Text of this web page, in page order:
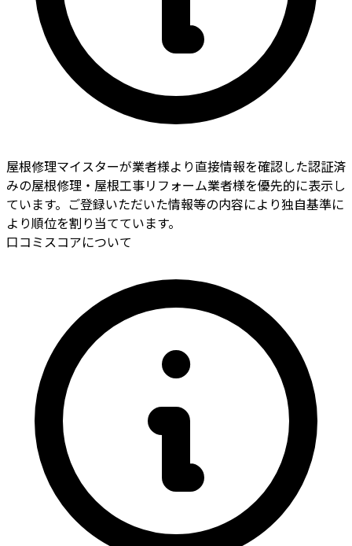
屋根修理マイスターが業者様より直接情報を確認した認証済
みの屋根修理・屋根工事リフォーム業者様を優先的に表示し
ています。ご登録いただいた情報等の内容により独自基準に
より順位を割り当てています。
口コミスコアについて